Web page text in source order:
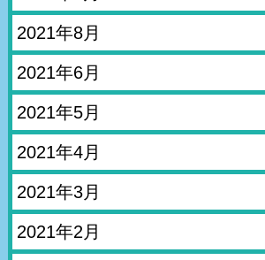
2021年8月
2021年6月
2021年5月
2021年4月
2021年3月
2021年2月